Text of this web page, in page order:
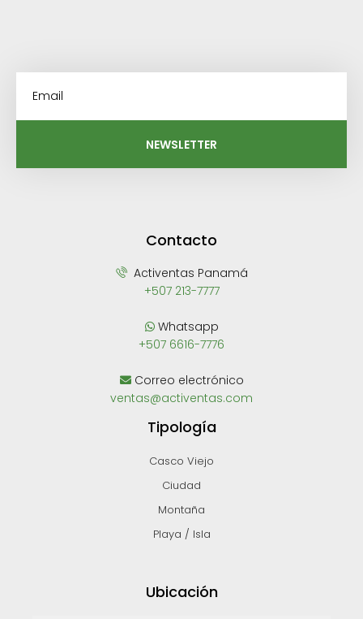
NEWSLETTER
Contacto
Activentas Panamá
+507 213-7777
Whatsapp
+507 6616-7776
Correo electrónico
ventas@activentas.com
Tipología
Casco Viejo
Ciudad
Montaña
Playa / Isla
Ubicación